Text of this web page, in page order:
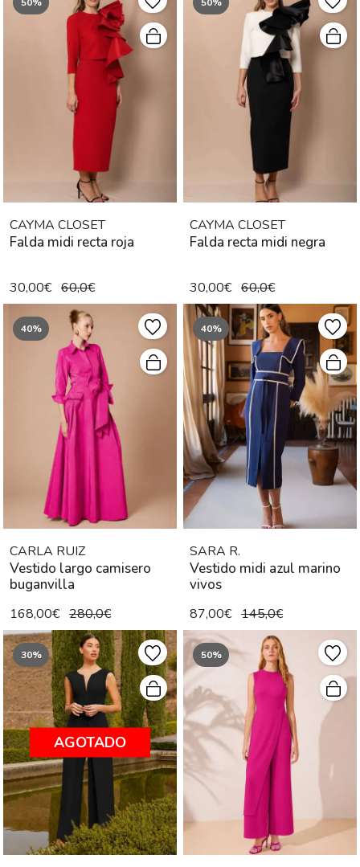
CAYMA CLOSET
Falda midi recta roja
30,00€ 60,0€
CAYMA CLOSET
Falda recta midi negra
30,00€ 60,0€
40%
CARLA RUIZ
Vestido largo camisero
buganvilla
168,00€ 280,0€
40%
SARA R.
Vestido midi azul marino
vivos
87,00€ 145,0€
30%
AGOTADO
50%